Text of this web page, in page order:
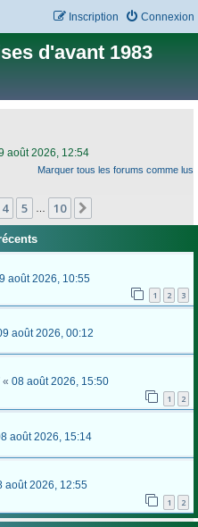
Connexion
Inscription
d'avant 1983
août 2026, 12:54
Marquer tous les forums comme lus
4 5 10
août 2026, 10:55
1 2 3
août 2026, 00:12
« 08 août 2026, 15:50
1 2
août 2026, 15:14
août 2026, 12:55
1 2